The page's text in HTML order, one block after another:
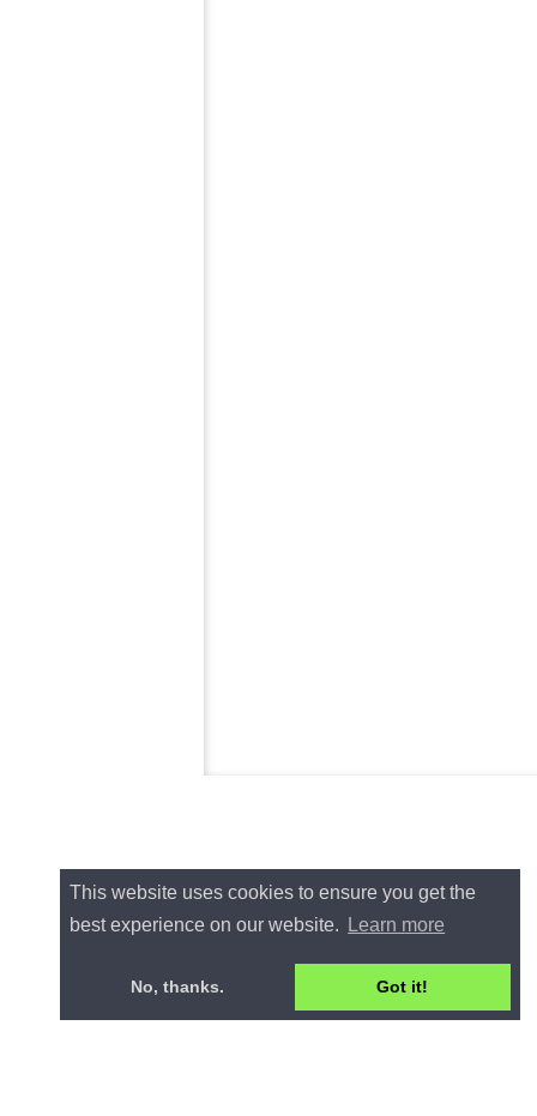
This website uses cookies to ensure you get the
best experience on our website.
Learn more
No, thanks. Got it!